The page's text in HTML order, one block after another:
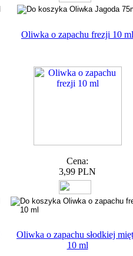
Oliwka o zapachu frezji 10 ml
Cena:
3,99 PLN
Oliwka o zapachu słodkiej
10 ml